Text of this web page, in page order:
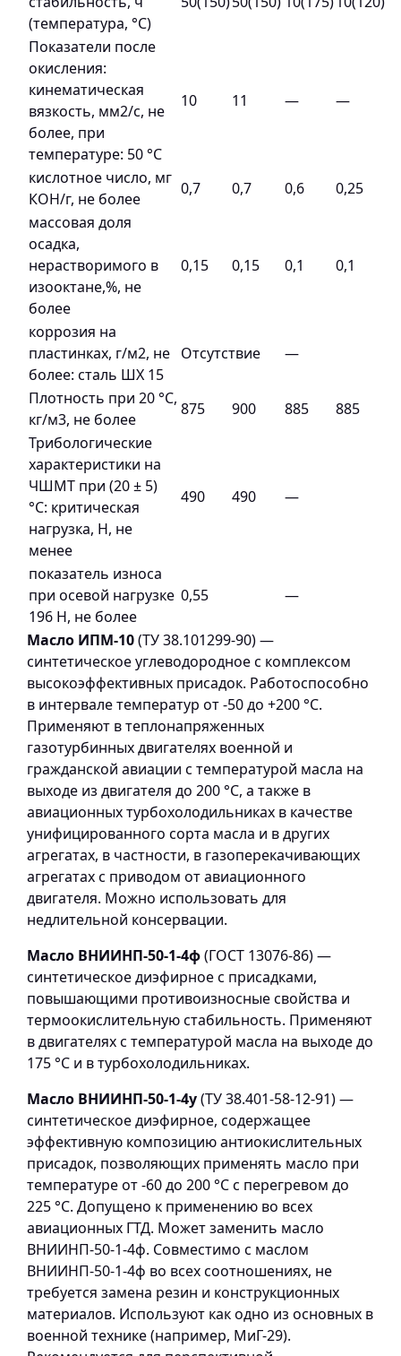
(температура, °С)
Показатели после
окисления:
кинематическая
вязкость, мм2/с, не
более, при
температуре: 50 °С
10 11 — —
кислотное число, мг
КОН/г, не более
0,7 0,7 0,6
0,25
массовая доля
осадка,
нерастворимого в
изооктане,%, не
более
0,15 0,15 0,1 0,1
коррозия на
пластинках, г/м2, не
более: сталь ШХ 15
Отсутствие —
Плотность при 20 °С,
кг/м3, не более
875 900 885
885
Трибологические
характеристики на
ЧШМТ при (20 ± 5)
°С: критическая
нагрузка, Н, не
менее
490 490 —
показатель износа
при осевой нагрузке
196 Н, не более
0,55 —
Масло ИПМ-10(ТУ 38.101299-90) —
синтетическое углеводородное с комплексом
высокоэффективных присадок. Работоспособно
в интервале температур от -50 до +200 °С.
Применяют в теплонапряженных
газотурбинных двигателях военной и
гражданской авиации с температурой масла на
выходе из двигателя до 200 °С, а также в
авиационных турбохолодильниках в качестве
унифицированного сорта масла и в других
агрегатах, в частности, в газоперекачивающих
агрегатах с приводом от авиационного
двигателя. Можно использовать для
недлительной консервации.
Масло ВНИИНП-50-1-4ф(ГОСТ 13076-86) —
синтетическое диэфирное с присадками,
повышающими противоизносные свойства и
термоокислительную стабильность. Применяют
в двигателях с температурой масла на выходе до
175 °С и в турбохолодильниках.
Масло ВНИИНП-50-1-4у(ТУ 38.401-58-12-91) —
синтетическое диэфирное, содержащее
эффективную композицию антиокислительных
присадок, позволяющих применять масло при
температуре от -60 до 200 °С с перегревом до
225 °С. Допущено к применению во всех
авиационных ГТД. Может заменить масло
ВНИИНП-50-1-4ф. Совместимо с маслом
ВНИИНП-50-1-4ф во всех соотношениях, не
требуется замена резин и конструкционных
материалов. Используют как одно из основных в
военной технике (например, МиГ-29).